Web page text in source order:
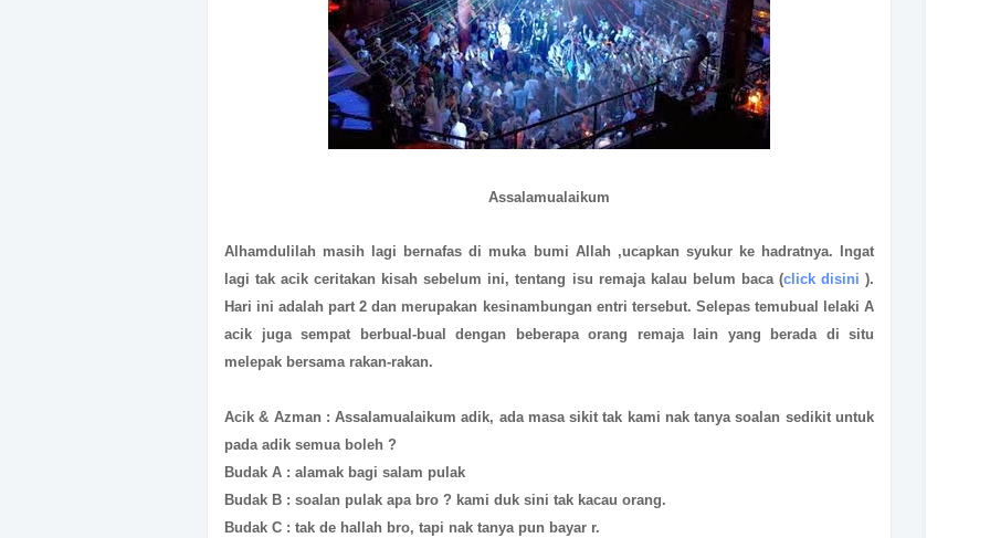
Assalamualaikum
Alhamdulilah masih lagi bernafas di muka bumi Allah ,ucapkan syukur ke hadratnya. Ingat
lagi tak acik ceritakan kisah sebelum ini, tentang isu remaja kalau belum baca (click disini).
Hari ini adalah part 2 dan merupakan kesinambungan entri tersebut. Selepas temubual lelaki A
acik juga sempat berbual-bual dengan beberapa orang remaja lain yang berada di situ
melepak bersama rakan-rakan.
Acik & Azman : Assalamualaikum adik, ada masa sikit tak kami nak tanya soalan sedikit untuk
pada adik semua boleh ?
Budak A : alamak bagi salam pulak
Budak B : soalan pulak apa bro ? kami duk sini tak kacau orang.
Budak C : tak de hallah bro, tapi nak tanya pun bayar r.